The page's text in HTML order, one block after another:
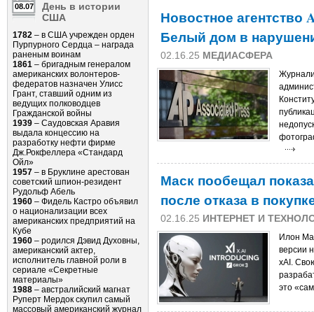
08.07
День в истории
США
1782 – в США учрежден орден
Пурпурного Сердца – награда
раненым воинам
1861 – бригадным генералом
американских волонтеров-
федератов назначен Улисс
Грант, ставший одним из
ведущих полководцев
Гражданской войны
1939 – Саудовская Аравия
выдала концессию на
разработку нефти фирме
Дж.Рокфеллера «Стандард
Ойл»
1957 – в Бруклине арестован
советский шпион-резидент
Рудольф Абель
1960 – Фидель Кастро объявил
о национализации всех
американских предприятий на
Кубе
1960 – родился Дэвид Духовны,
американский актер,
исполнитель главной роли в
сериале «Секретные
материалы»
1988 – австралийский магнат
Руперт Мердок скупил самый
массовый американский журнал
Новостное агентство
Белый дом в
02.16.25 МЕДИАСФЕРА
Маск пообещал
после отказа в
02.16.25 ИНТЕРНЕТ И
Илон
версии
xAI.
это